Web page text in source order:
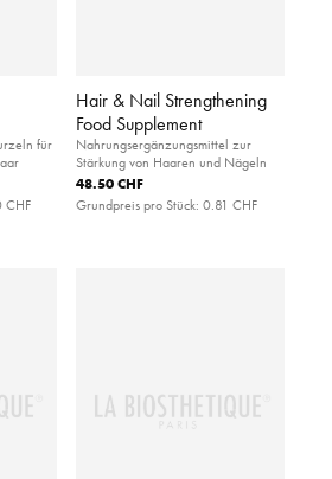
für
CHF
Hair & Nail Strengthening
Food Supplement
Nahrungsergänzungsmittel zur
Stärkung von Haaren und Nägeln
48.50 CHF
Grundpreis pro Stück: 0.81 CHF